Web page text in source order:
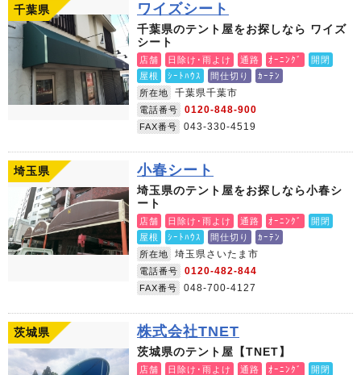
千葉県 ワイズシート
千葉県のテント屋をお探しなら ワイズ
シート
店舗 日除け･雨よけ 通路 ｵｰﾆﾝｸﾞ
開閉
屋根
ｼｰﾄﾊｳｽ 間仕切り
ｶｰﾃﾝ
所在地
千葉県千葉市
電話番号 0120-848-900
FAX番号 043-330-4519
埼玉県 小春シート
埼玉県のテント屋をお探しなら小春シ
ート
店舗 日除け･雨よけ 通路 ｵｰﾆﾝｸﾞ
開閉
屋根
ｼｰﾄﾊｳｽ 間仕切り
ｶｰﾃﾝ
所在地
埼玉県さいたま市
電話番号 0120-482-844
FAX番号 048-700-4127
茨城県 株式会社TNET
茨城県のテント屋【TNET】
店舗 日除け･雨よけ 通路 ｵｰﾆﾝｸﾞ
開閉